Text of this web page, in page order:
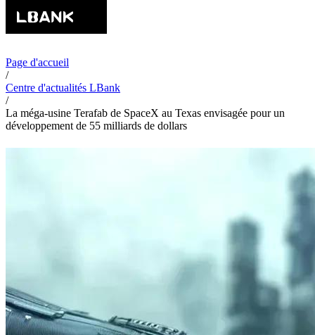
Page d'accueil
/
Centre d'actualités LBank
/
La méga-usine Terafab de SpaceX au Texas envisagée pour un
développement de 55 milliards de dollars